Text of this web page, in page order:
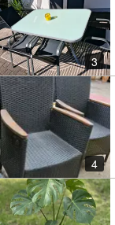
3
4